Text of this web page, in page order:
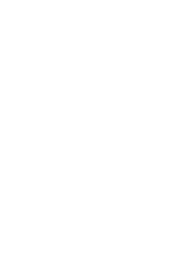
para ajudar nossos
no mercado é
responsiva.
que todas as
operando com
recentes padrões de
produtividade. Uma
negócios e fábricas
às mudanças
para que possamos
a súbitas oscilações